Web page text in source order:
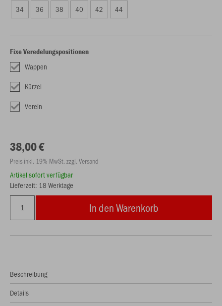
34 36 38 40 42 44
Fixe Veredelungspositionen
Wappen
Kürzel
Verein
38,00 €
Preis inkl. 19% MwSt. zzgl. Versand
Artikel sofort verfügbar
Lieferzeit: 18 Werktage
In den Warenkorb
Beschreibung
Details